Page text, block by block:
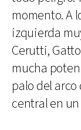
momento. A
izquierda
Cerutti,
mucha
palo del
central en